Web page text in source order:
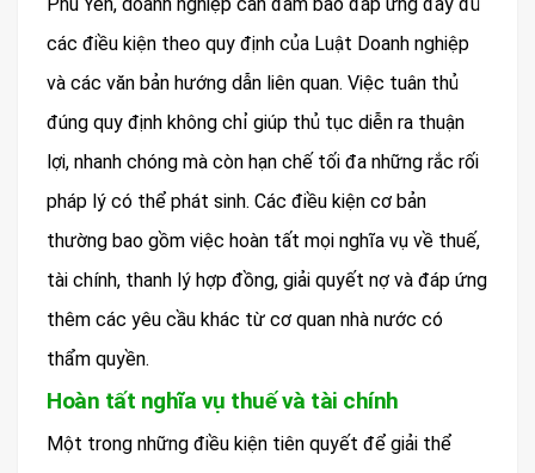
các điều kiện theo quy định của Luật Doanh nghiệp
và các văn bản hướng dẫn liên quan. Việc tuân thủ
đúng quy định không chỉ giúp thủ tục diễn ra thuận
lợi, nhanh chóng mà còn hạn chế tối đa những rắc rối
pháp lý có thể phát sinh. Các điều kiện cơ bản
thường bao gồm việc hoàn tất mọi nghĩa vụ về thuế,
tài chính, thanh lý hợp đồng, giải quyết nợ và đáp ứng
thêm các yêu cầu khác từ cơ quan nhà nước có
thẩm quyền.
Hoàn tất nghĩa vụ thuế và tài chính
Một trong những điều kiện tiên quyết để giải thể